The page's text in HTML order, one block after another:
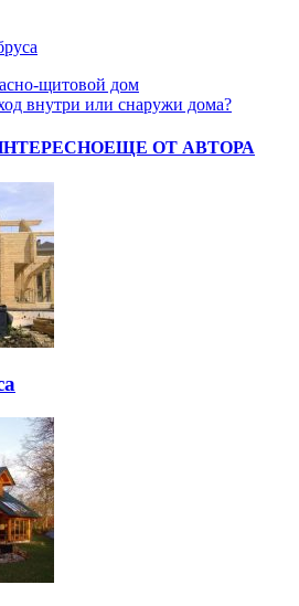
щитовой дом
внутри или снаружи дома?
ЕЩЕ ОТ АВТОРА